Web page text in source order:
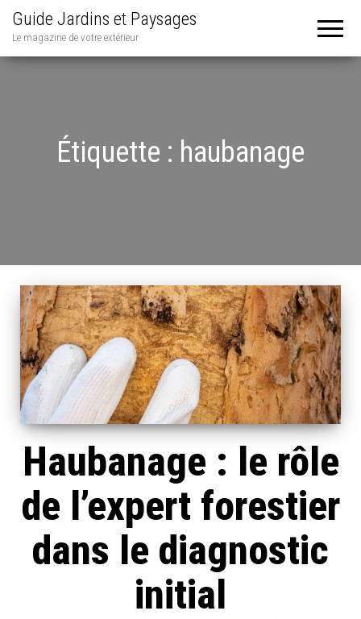
Guide Jardins et Paysages
Le magazine de votre extérieur
Étiquette : haubanage
Haubanage : le rôle
de l’expert forestier
dans le diagnostic
initial